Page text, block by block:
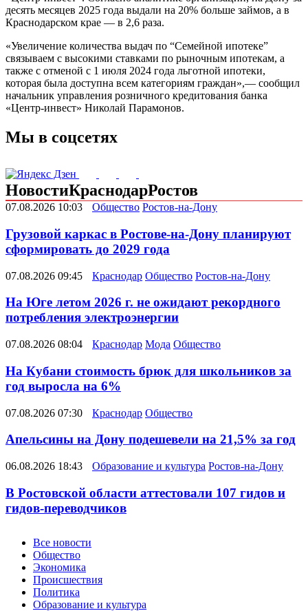
десять месяцев 2025 года выдали на 20% больше займов, а в
Краснодарском крае — в 2,6 раза.
«Увеличение количества выдач по “Семейной ипотеке”
связываем с высокими ставками по рыночным ипотекам, а
также с отменой с 1 июля 2024 года льготной ипотеки,
которая была доступна всем категориям граждан»,— сообщил
начальник управления розничного кредитования банка
«Центр-инвест» Николай Парамонов.
Мы в соцсетях
НовостиКраснодарРостов
07.08.2026 10:03 Общество Ростов-на-Дону
Грузовой каркас в Ростове-на-Дону планируют
сформировать до 2029 года
07.08.2026 09:45 Краснодар Общество Ростов-на-Дону
На Юге летом 2026 г. не ожидают рекордного
потребления электроэнергии
07.08.2026 08:04 Краснодар Мода Общество
На Кубани стоимость брюк для школьников за
год выросла на 6%
07.08.2026 07:30 Краснодар Общество
Апельсины на Дону подешевели на 21,5% за год
06.08.2026 18:43 Образование и культура Ростов-на-Дону
В Ростовской области аттестовали 107 гидов и
гидов-переводчиков
Новости
Все новости
Общество
Экономика
Происшествия
Политика
Образование и культура